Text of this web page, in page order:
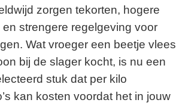
zorgen tekorten, hogere
strengere regelgeving voor
Wat vroeger een beetje vlees
bij de slager kocht, is nu een
stuk dat per kilo
kan kosten voordat het in jouw